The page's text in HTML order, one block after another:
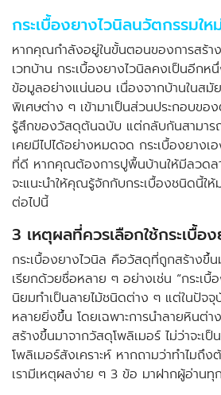
กระเบื้องยางไวนิลนวัตกรรมใ
หากคุณกำลังอยู่ในขั้นตอนของการสร้า
เวทบ้าน กระเบื้องยางไวนิลคงเป็นอีกห
ข้อมูลอย่างแน่นอน เนื่องจากบ้านในสมัย
พิเศษต่าง ๆ เข้ามาเป็นส่วนประกอบขอ
รู้สึกของวัสดุต้นฉบับ แต่กลับกันสามา
เคยมีไปได้อย่างหมดจด กระเบื้องยาง
ที่ดี หากคุณต้องการปูพื้นบ้านให้มีลวด
จะแนะนำให้คุณรู้จักกับกระเบื้องชนิดนี้ใ
ต่อไปนี้
3 เหตุผลที่ควรเลือกใช้กระเบื้อ
กระเบื้องยางไวนิล คือวัสดุที่ถูกสร้างขึ้
เรียกด้วยชื่อหลาย ๆ อย่างเช่น “กระเบื้
นิยมทำเป็นลายไม้ชนิดต่าง ๆ แต่ในปัจ
หลายยิ่งขึ้น โดยเฉพาะการนำลายหินต่
สร้างขึ้นมาจากวัสดุโพลิเมอร์ ไม่ว่าจะเ
โพลิเมอร์สังเคราะห์ หากถามว่าทำไมถึ
เรามีเหตุผลง่าย ๆ 3 ข้อ มาฝากผู้อ่าน